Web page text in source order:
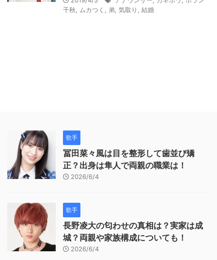
千秋
ムカつく 弟 気取り 結婚
歌手
冨田菜々風は目を整形して歯並び矯
正？出身は隼人で両親の職業は！
2026/6/4
歌手
長野凌大の匂わせの真相は？実家は成
城？両親や家族構成についても！
2026/6/4